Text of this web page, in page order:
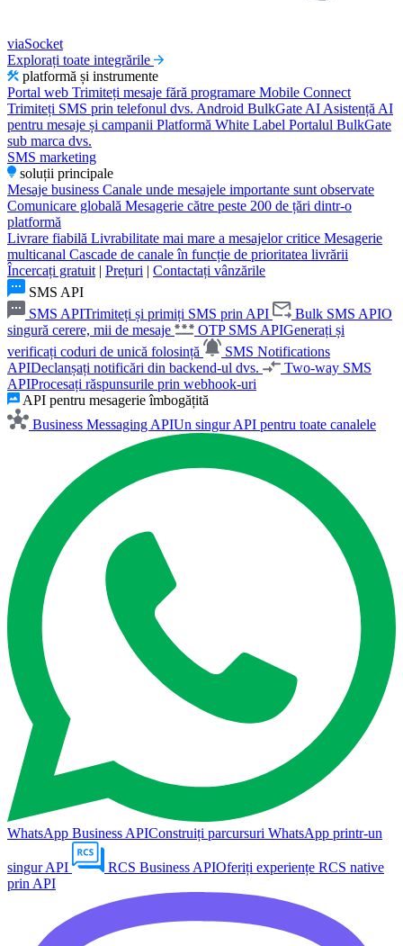
viaSocket
Explorați toate integrările
platformă și instrumente
Portal web Trimiteți mesaje fără programare Mobile Connect
Trimiteți SMS prin telefonul dvs. Android BulkGate AI Asistență AI
pentru mesaje și campanii Platformă White Label Portalul BulkGate
sub marca dvs.
SMS marketing
soluții principale
Mesaje business Canale unde mesajele importante sunt observate
Comunicare globală Mesagerie către peste 200 de țări dintr-o
platformă
Livrare fiabilă Livrabilitate mai mare a mesajelor critice Mesagerie
multicanal Cascade de canale în funcție de prioritatea livrării
Încercați gratuit | Prețuri | Contactați vânzările
SMS API
SMS APITrimiteți și primiți SMS prin API Bulk SMS APIO
singură cerere, mii de mesaje
OTP SMS APIGenerați și
verificați coduri de unică folosință
SMS Notifications
APIDeclanșați notificări din backend-ul dvs.
Two-way SMS
APIProcesați răspunsurile prin webhook-uri
API pentru mesagerie îmbogățită
Business Messaging APIUn singur API pentru toate canalele
WhatsApp Business APIConstruiți parcursuri WhatsApp printr-un
singur API RCS Business APIOferiți experiențe RCS native
prin API